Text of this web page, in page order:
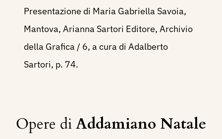
Presentazione di Maria Gabriella Savoia,
Mantova, Arianna Sartori Editore, Archivio
della Grafica / 6, a cura di Adalberto
Sartori, p. 74.
Opere diAddamiano Natale